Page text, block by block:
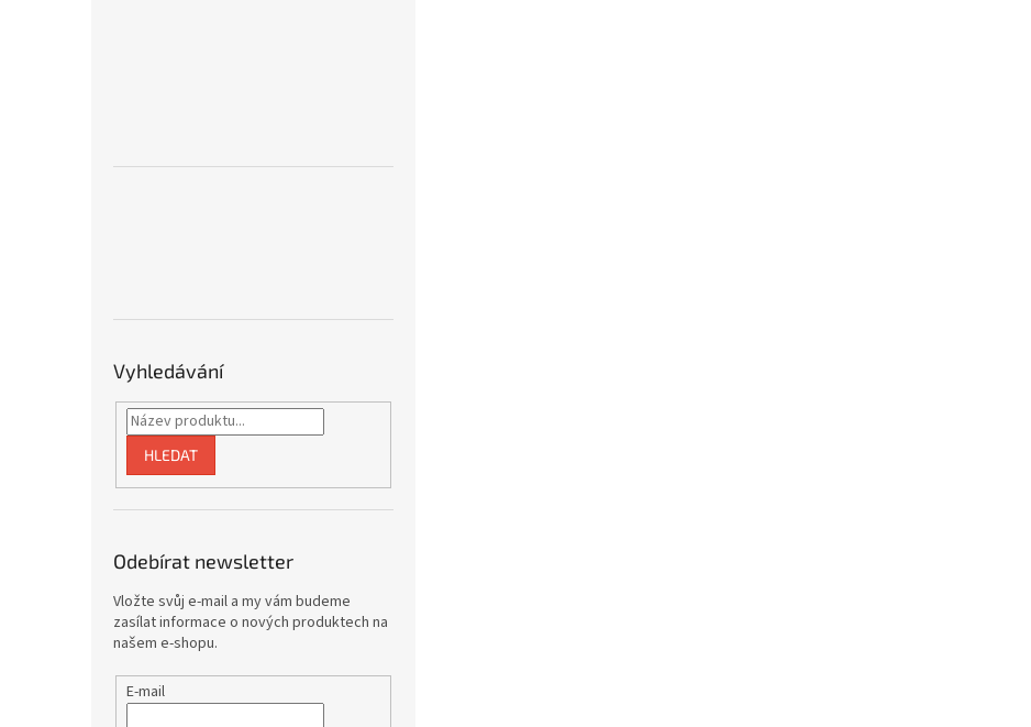
Vyhledávání
HLEDAT
Odebírat newsletter
Vložte svůj e-mail a my vám budeme
zasílat informace o nových produktech na
našem e-shopu.
E-mail